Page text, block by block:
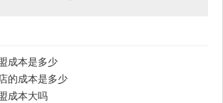
成本是多少
的成本是多少
成本大吗